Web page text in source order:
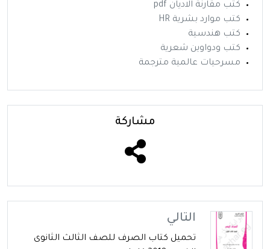
كتب مقارنة الاديان pdf
كتب موارد بشرية HR
كتب هندسية
كتب ودواوين شعرية
مسرحيات عالمية مترجمة
مشاركة
التالي
تحميل كتاب الصرف للصف الثالث الثانوى